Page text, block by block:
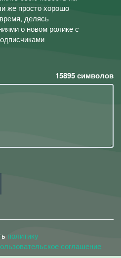
же просто хорошо
делясь
о новом ролике с
15895символов
политику
соглашение